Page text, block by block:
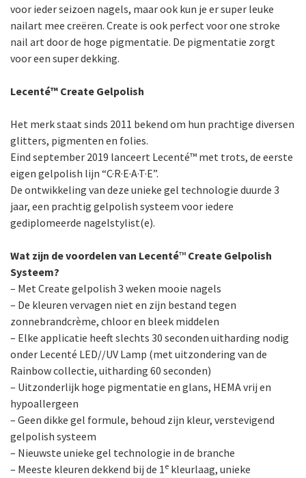
voor ieder seizoen nagels, maar ook kun je er super leuke
nailart mee creëren. Create is ook perfect voor one stroke
nail art door de hoge pigmentatie. De pigmentatie zorgt
voor een super dekking.
Lecenté™ Create Gelpolish
Het merk staat sinds 2011 bekend om hun prachtige diversen
glitters, pigmenten en folies.
Eind september 2019 lanceert Lecenté™ met trots, de eerste
eigen gelpolish lijn “C·R·E·A·T·E”.
De ontwikkeling van deze unieke gel technologie duurde 3
jaar, een prachtig gelpolish systeem voor iedere
gediplomeerde nagelstylist(e).
Wat zijn de voordelen van Lecenté™ Create Gelpolish
Systeem?
– Met Create gelpolish 3 weken mooie nagels
– De kleuren vervagen niet en zijn bestand tegen
zonnebrandcrème, chloor en bleek middelen
– Elke applicatie heeft slechts 30 seconden uitharding nodig
onder Lecenté LED//UV Lamp (met uitzondering van de
Rainbow collectie, uitharding 60 seconden)
– Uitzonderlijk hoge pigmentatie en glans, HEMA vrij en
hypoallergeen
– Geen dikke gel formule, behoud zijn kleur, verstevigend
gelpolish systeem
– Nieuwste unieke gel technologie in de branche
– Meeste kleuren dekkend bij de 1e kleurlaag, unieke